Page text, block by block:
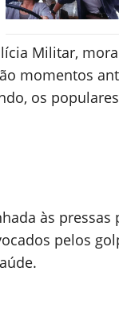
Militar,
momentos
os
às
pelos